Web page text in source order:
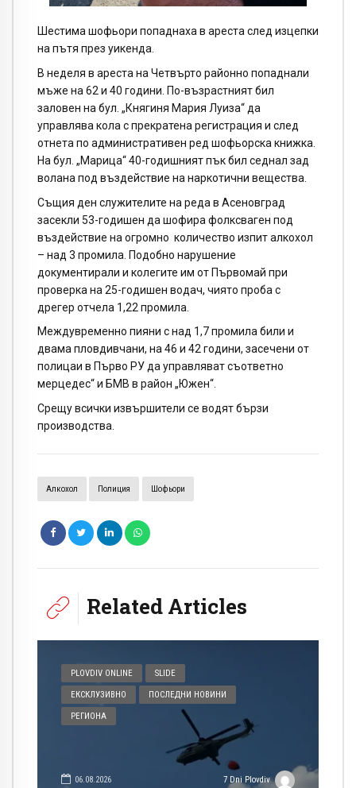
Шестима шофьори попаднаха в ареста след изцепки
на пътя през уикенда.
В неделя в ареста на Четвърто районно попаднали
мъже на 62 и 40 години. По-възрастният бил
заловен на бул. „Княгиня Мария Луиза“ да
управлява кола с прекратена регистрация и след
отнета по административен ред шофьорска книжка.
На бул. „Марица“ 40-годишният пък бил седнал зад
волана под въздействие на наркотични вещества.
Същия ден служителите на реда в Асеновград
засекли 53-годишен да шофира фолксваген под
въздействие на огромно количество изпит алкохол
– над 3 промила. Подобно нарушение
документирали и колегите им от Първомай при
проверка на 25-годишен водач, чиято проба с
дрегер отчела 1,22 промила.
Междувременно пияни с над 1,7 промила били и
двама пловдивчани, на 46 и 42 години, засечени от
полицаи в Първо РУ да управляват съответно
мерцедес“ и БМВ в район „Южен“.
Срещу всички извършители се водят бързи
производства.
Алкохол Полиция Шофьори
Related Articles
PLOVDIV ONLINE SLIDE
ЕКСКЛУЗИВНО ПОСЛЕДНИ НОВИНИ
РЕГИОНА
06.08.2026 7 Dni Plovdiv